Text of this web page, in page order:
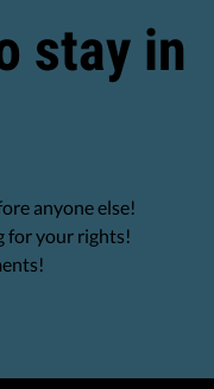
stay in
anyone else!
for your rights!